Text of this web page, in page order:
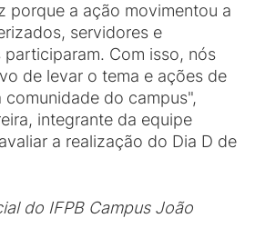
porque a ação movimentou a
servidores e
Com isso, nós
de levar o tema e ações de
comunidade do campus",
integrante da equipe
a realização do Dia D de
do IFPB Campus João